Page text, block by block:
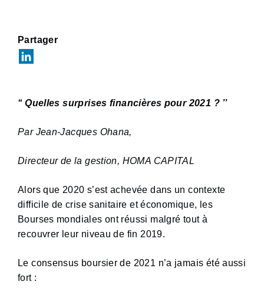
Partager
‘‘ Quelles surprises financières pour 2021 ? ’’
Par Jean-Jacques Ohana,
Directeur de la gestion, HOMA CAPITAL
Alors que 2020 s’est achevée dans un contexte
difficile de crise sanitaire et économique, les
Bourses mondiales ont réussi malgré tout à
recouvrer leur niveau de fin 2019.
Le consensus boursier de 2021 n’a jamais été aussi
fort :